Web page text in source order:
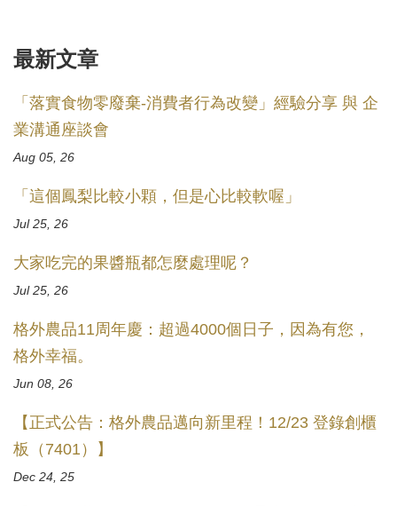
最新文章
「落實食物零廢棄-消費者行為改變」經驗分享 與 企
業溝通座談會
Aug 05, 26
「這個鳳梨比較小顆，但是心比較軟喔」
Jul 25, 26
大家吃完的果醬瓶都怎麼處理呢？
Jul 25, 26
格外農品11周年慶：超過4000個日子，因為有您，
格外幸福。
Jun 08, 26
【正式公告：格外農品邁向新里程！12/23 登錄創櫃
板（7401）】
Dec 24, 25